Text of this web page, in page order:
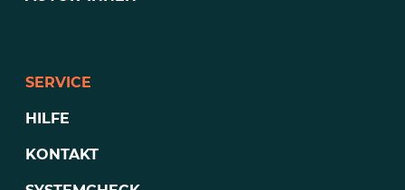
SERVICE
HILFE
KONTAKT